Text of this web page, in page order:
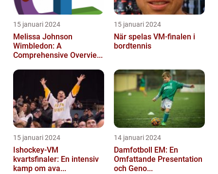
15 januari 2024
Melissa Johnson
Wimbledon: A
Comprehensive Overvie...
15 januari 2024
När spelas VM-finalen i
bordtennis
15 januari 2024
Ishockey-VM
kvartsfinaler: En intensiv
kamp om ava...
14 januari 2024
Damfotboll EM: En
Omfattande Presentation
och Geno...